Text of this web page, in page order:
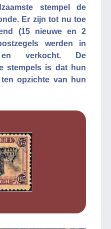
stempel de
Er zijn tot nu toe
(15 nieuwe en 2
werden in
verkocht. De
stempels is dat hun
opzichte van hun